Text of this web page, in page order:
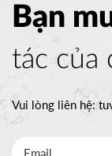
HOT
14h30
Canada
Bạn
tác của
Vui lòng liên hệ: